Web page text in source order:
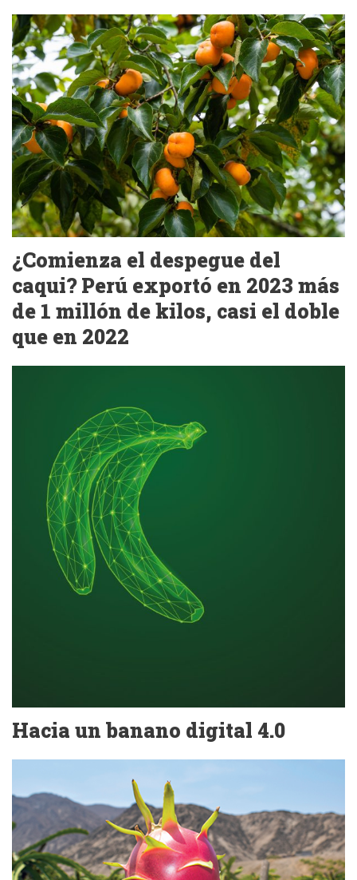
¿Comienza el despegue del
caqui? Perú exportó en 2023 más
de 1 millón de kilos, casi el doble
que en 2022
Hacia un banano digital 4.0